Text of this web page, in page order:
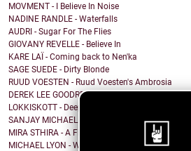
MOVMENT - I Believe In Noise
NADINE RANDLE - Waterfalls
AUDRI - Sugar For The Flies
GIOVANY REVELLE - Believe In
KARE LAÏ - Coming back to Nen'ka
SAGE SUEDE - Dirty Blonde
RUUD VOESTEN - Ruud Voesten's Ambrosia
DEREK LEE GOODREID - Struck By Lightning
LOKKISKOTT - Deep Inside
SANJAY MICHAEL - Rocking Into Midnight
MIRA STHIRA - A Fix
MICHAEL LYON - What Could Be